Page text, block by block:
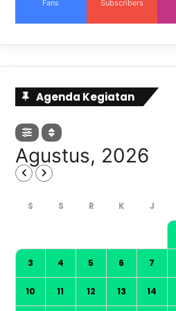
Fans Subscribers
Agenda Kegiatan
Agustus, 2026
3 4 5 6 7
10 11 12 13 14